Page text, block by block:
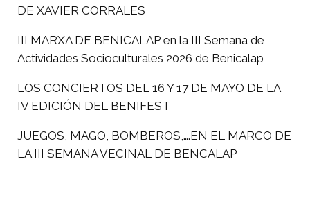
DE XAVIER CORRALES
III MARXA DE BENICALAP en la III Semana de
Actividades Socioculturales 2026 de Benicalap
LOS CONCIERTOS DEL 16 Y 17 DE MAYO DE LA
IV EDICIÓN DEL BENIFEST
JUEGOS, MAGO, BOMBEROS,….EN EL MARCO DE
LA III SEMANA VECINAL DE BENCALAP